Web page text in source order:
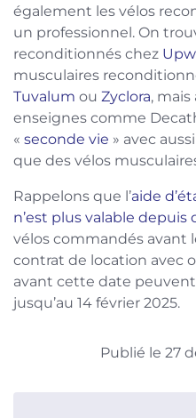
également les vélos
un professionnel. On
reconditionnés chez
musculaires
Tuvalum ou Zyclora, mais
enseignes comme
« seconde vie » avec
que des vélos
Rappelons que l’aide
n’est plus valable
vélos commandés avant
contrat de location avec
avant cette date
jusqu’au 14 février 2025.
Publié le 27